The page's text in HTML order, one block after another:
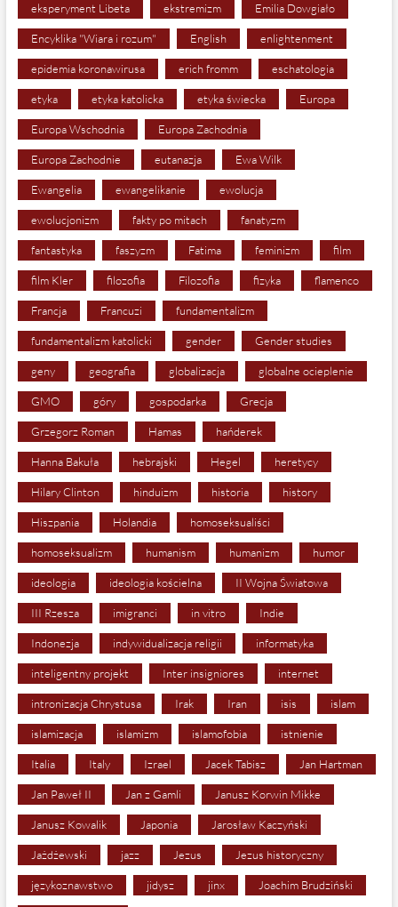
eksperyment Libeta ekstremizm Emilia Dowgiało
Encyklika "Wiara i rozum" English enlightenment
epidemia koronawirusa erich fromm eschatologia
etyka etyka katolicka etyka świecka Europa
Europa Wschodnia Europa Zachodnia
Europa Zachodnie eutanazja Ewa Wilk
Ewangelia ewangelikanie ewolucja
ewolucjonizm fakty po mitach fanatyzm
fantastyka faszyzm Fatima feminizm film
film Kler filozofia Filozofia fizyka flamenco
Francja Francuzi fundamentalizm
fundamentalizm katolicki gender Gender studies
geny geografia globalizacja globalne ocieplenie
GMO góry gospodarka Grecja
Grzegorz Roman Hamas hańderek
Hanna Bakuła hebrajski Hegel heretycy
Hilary Clinton hinduizm historia history
Hiszpania Holandia homoseksualiści
homoseksualizm humanism humanizm humor
ideologia ideologia kościelna II Wojna Światowa
III Rzesza imigranci in vitro Indie
Indonezja indywidualizacja religii informatyka
inteligentny projekt Inter insigniores internet
intronizacja Chrystusa Irak Iran isis islam
islamizacja islamizm islamofobia istnienie
Italia Italy Izrael Jacek Tabisz Jan Hartman
Jan Paweł II Jan z Gamli Janusz Korwin Mikke
Janusz Kowalik Japonia Jarosław Kaczyński
Jażdżewski jazz Jezus Jezus historyczny
językoznawstwo jidysz jinx Joachim Brudziński